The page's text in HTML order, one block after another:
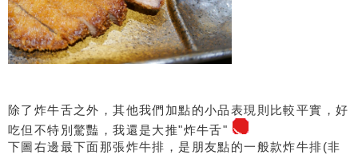
除了炸牛舌之外，其他我們加點的小品表現則比較平實，好
吃但不特別驚豔，我還是大推"炸牛舌"
下圖右邊最下面那張炸牛排，是朋友點的一般款炸牛排(非